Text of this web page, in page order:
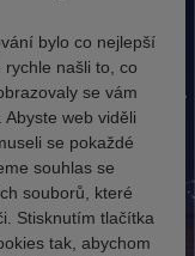
bylo co nejlepší
rychle našli to, co
se vám
web viděli
se pokaždé
souhlas se
souborů, které
Stisknutím tlačítka
tak, abychom